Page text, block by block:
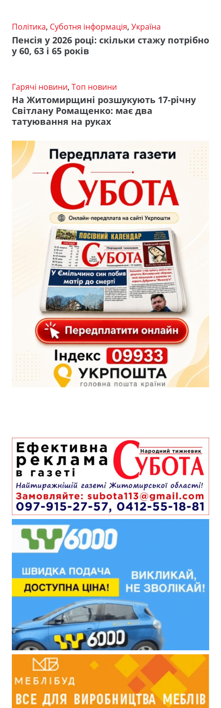
Політика, Суботня інформація, Україна
Пенсія у 2026 році: скільки стажу потрібно
у 60, 63 і 65 років
Гарячі новини, Топ новини
На Житомирщині розшукують 17-річну
Світлану Ромащенко: має два
татуювання на руках